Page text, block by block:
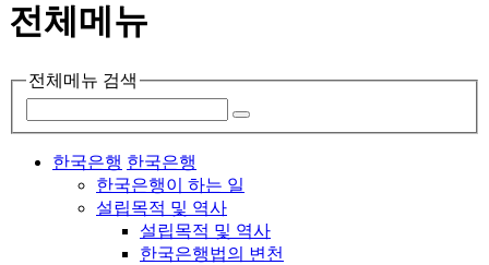
전체메뉴
전체메뉴 검색
한국은행 한국은행
한국은행이 하는 일
설립목적 및 역사
설립목적 및 역사
한국은행법의 변천